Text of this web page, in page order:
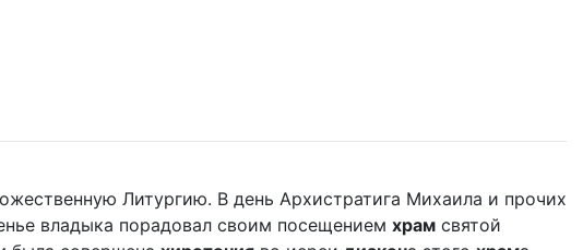
Литургию. В день Архистратига Михаила и прочих
владыка порадовал своим посещением храм святой